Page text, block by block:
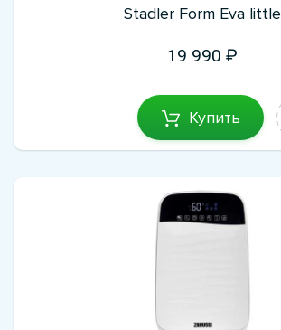
Stadler Form Eva little
19 990
Купить